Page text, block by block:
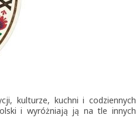
kulturze, kuchni i codziennych
i wyróżniają ją na tle innych